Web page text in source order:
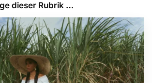
dieser Rubrik …